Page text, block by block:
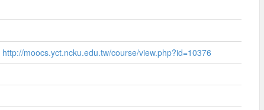
http://moocs.yct.ncku.edu.tw/course/view.php?id=10376